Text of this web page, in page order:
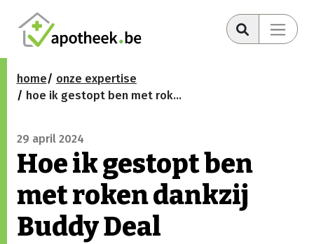
home
onze expertise
hoe ik gestopt ben met roken dankzij buddy deal
29 april 2024
Hoe ik gestopt ben
met roken dankzij
Buddy Deal